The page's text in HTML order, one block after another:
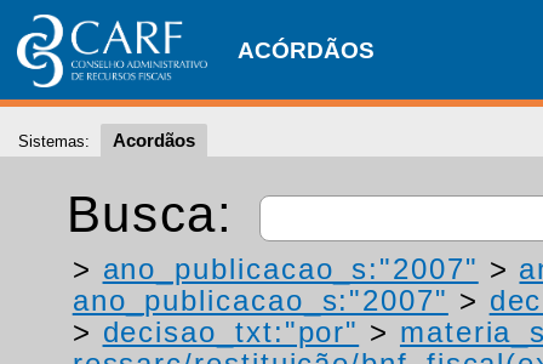
ACÓRDÃOS
Sistemas: Acordãos
Busca:
> ano_publicacao_s:"2007" >
ano_publicacao_s:"2007" >
> decisao_txt:"por" >